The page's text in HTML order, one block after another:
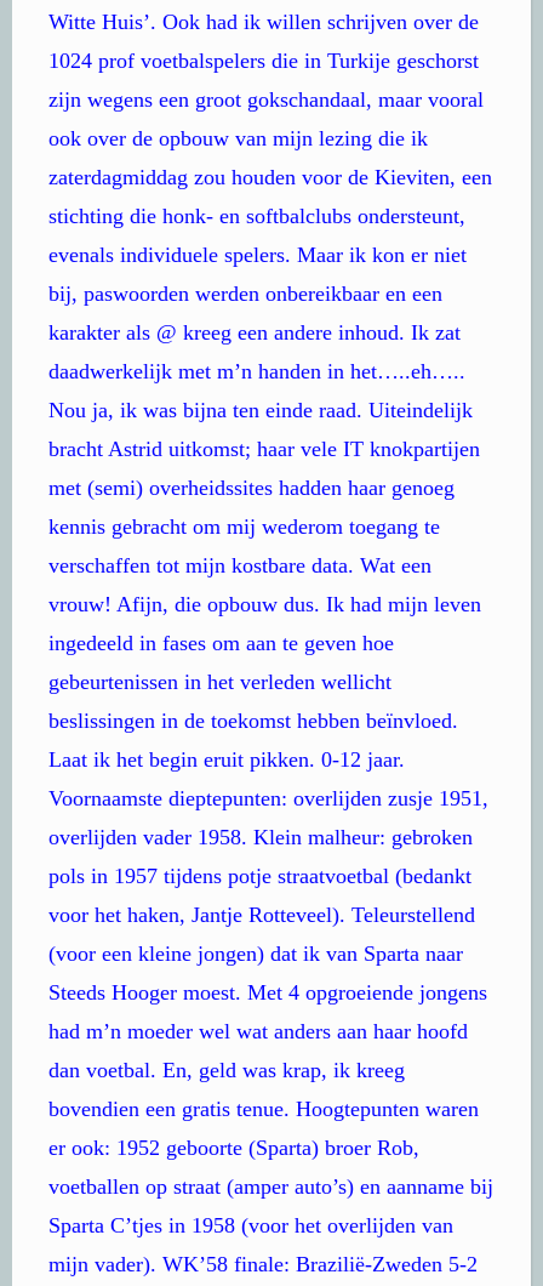
Witte Huis’. Ook had ik willen schrijven over de
1024 prof voetbalspelers die in Turkije geschorst
zijn wegens een groot gokschandaal, maar vooral
ook over de opbouw van mijn lezing die ik
zaterdagmiddag zou houden voor de Kieviten, een
stichting die honk- en softbalclubs ondersteunt,
evenals individuele spelers. Maar ik kon er niet
bij, paswoorden werden onbereikbaar en een
karakter als @ kreeg een andere inhoud. Ik zat
daadwerkelijk met m’n handen in het…..eh…..
Nou ja, ik was bijna ten einde raad. Uiteindelijk
bracht Astrid uitkomst; haar vele IT knokpartijen
met (semi) overheidssites hadden haar genoeg
kennis gebracht om mij wederom toegang te
verschaffen tot mijn kostbare data. Wat een
vrouw! Afijn, die opbouw dus. Ik had mijn leven
ingedeeld in fases om aan te geven hoe
gebeurtenissen in het verleden wellicht
beslissingen in de toekomst hebben beïnvloed.
Laat ik het begin eruit pikken. 0-12 jaar.
Voornaamste dieptepunten: overlijden zusje 1951,
overlijden vader 1958. Klein malheur: gebroken
pols in 1957 tijdens potje straatvoetbal (bedankt
voor het haken, Jantje Rotteveel). Teleurstellend
(voor een kleine jongen) dat ik van Sparta naar
Steeds Hooger moest. Met 4 opgroeiende jongens
had m’n moeder wel wat anders aan haar hoofd
dan voetbal. En, geld was krap, ik kreeg
bovendien een gratis tenue. Hoogtepunten waren
er ook: 1952 geboorte (Sparta) broer Rob,
voetballen op straat (amper auto’s) en aanname bij
Sparta C’tjes in 1958 (voor het overlijden van
mijn vader). WK’58 finale: Brazilië-Zweden 5-2